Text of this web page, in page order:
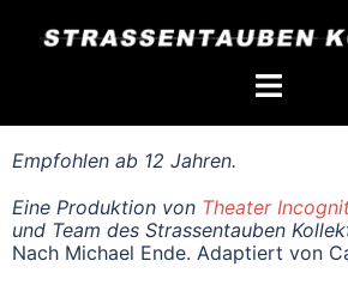
Empfohlen ab 12 Jahren.
Eine Produktion von Theater
und Team des Strassentauben
Nach Michael Ende. Adaptiert von